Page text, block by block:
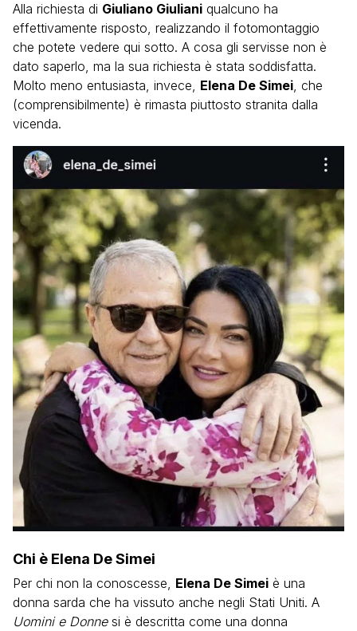
Alla richiesta di Giuliano Giuliani qualcuno ha
effettivamente risposto, realizzando il fotomontaggio
che potete vedere qui sotto. A cosa gli servisse non è
dato saperlo, ma la sua richiesta è stata soddisfatta.
Molto meno entusiasta, invece, Elena De Simei, che
(comprensibilmente) è rimasta piuttosto stranita dalla
vicenda.
Chi è Elena De Simei
Per chi non la conoscesse, Elena De Simei è una
donna sarda che ha vissuto anche negli Stati Uniti. A
Uomini e Donnesi è descritta come una donna